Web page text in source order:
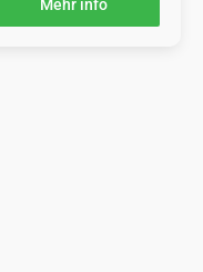
Mehr info